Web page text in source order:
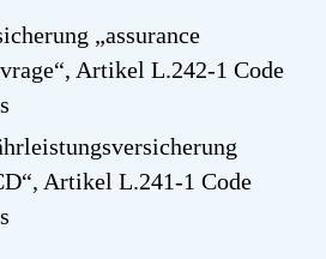
„assurance
“, Artikel L.242-1 Code
“, Artikel L.241-1 Code